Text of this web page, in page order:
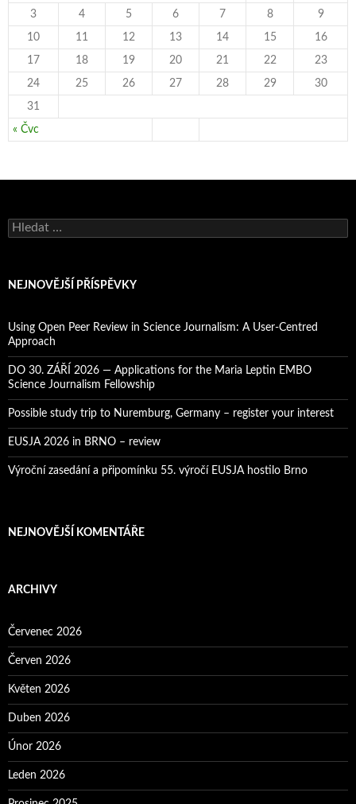
« Čvc
3 4 5 6 7 8 9
10 11 12 13 14 15 16
17 18 19 20 21 22 23
24 25 26 27 28 29 30
31
V
y
e
v
á
n
í
NEJNOVĚJŠÍ PŘÍSPĚVKY
Using Open Peer Review in Science Journalism: A User-Centred
Approach
DO 30. ZÁŘÍ 2026 — Applications for the Maria Leptin EMBO
Science Journalism Fellowship
Possible study trip to Nuremburg, Germany – register your interest
EUSJA 2026 in BRNO – review
Výroční zasedání a připomínku 55. výročí EUSJA hostilo Brno
NEJNOVĚJŠÍ KOMENTÁŘE
ARCHIVY
Červenec 2026
Červen 2026
Květen 2026
Duben 2026
Únor 2026
Leden 2026